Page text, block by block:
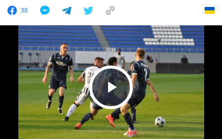
30
Play Video